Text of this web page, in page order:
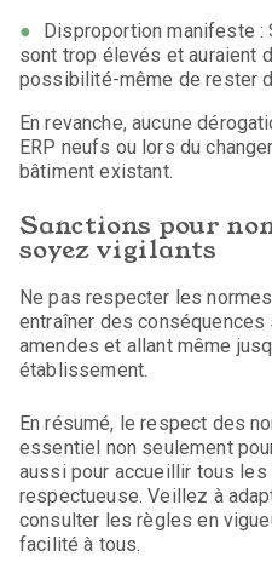
Disproportion manifeste :
sont trop élevés et auraient
possibilité-même de rester
En revanche, aucune
ERP neufs ou lors du
bâtiment existant.
Sanctions pour
soyez vigilants
Ne pas respecter les
entraîner des
amendes et allant même
établissement.
En résumé, le respect des
essentiel non seulement
aussi pour accueillir tous
respectueuse. Veillez à
consulter les règles en
facilité à tous.